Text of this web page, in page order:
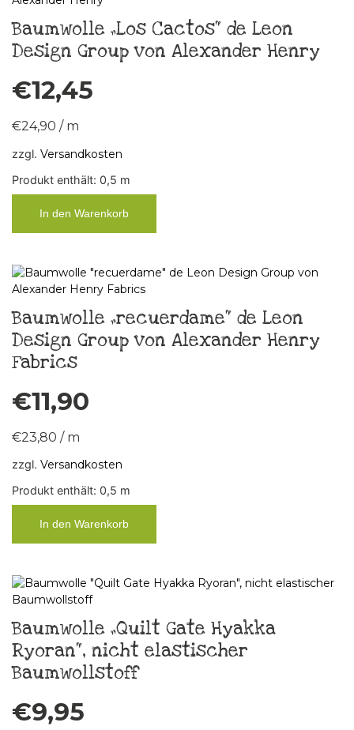
Baumwolle „Los Cactos“ de Leon
Design Group von Alexander Henry
€12,45
€24,90 / m
zzgl. Versandkosten
Produkt enthält: 0,5 m
In den Warenkorb
Baumwolle „recuerdame“ de Leon
Design Group von Alexander Henry
Fabrics
€11,90
€23,80 / m
zzgl. Versandkosten
Produkt enthält: 0,5 m
In den Warenkorb
Baumwolle „Quilt Gate Hyakka
Ryoran“, nicht elastischer
Baumwollstoff
€9,95